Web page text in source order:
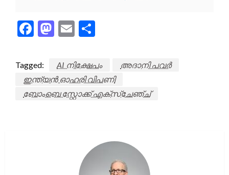
Facebook
Mastodon
Email
Tagged: AI നിക്ഷേപം
അദാനി പവർ
ഇന്ത്യൻ ഓഹരി വിപണി
ബോംബെ സ്റ്റോക്ക് എക്സ്ചേഞ്ച്